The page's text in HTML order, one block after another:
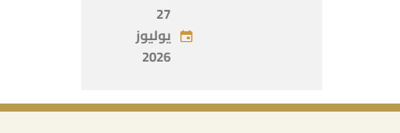
2026
27
يوليوز
2026